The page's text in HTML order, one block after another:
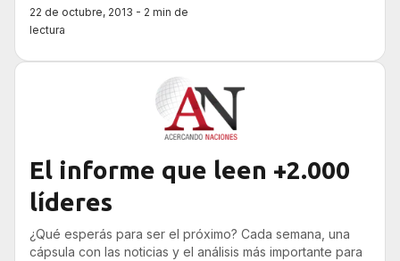
Uruguay en Italia
22 de octubre, 2013 - 2 min de
lectura
El informe que leen +2.000
líderes
¿Qué esperás para ser el próximo? Cada semana, una
cápsula con las noticias y el análisis más importante para